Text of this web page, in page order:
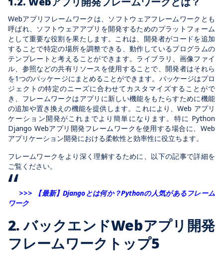
Webアプリフレームワークは、ソフトウェアフレームワークとも
呼ばれ、ソフトウェアアプリを開発するためのプラットフォーム
として重要な役割を果たします。これは、開発者がコードを追加
することで特定の場所を調整できる、動作しているプログラムの
テンプレートと考えることができます。ライブラリ、画像ファイ
ル、参照などの共有リソースを使用することで、開発者はそれら
を1つのパッケージにまとめることができます。パッケージはプロ
ジェクトの特定のニーズに合わせてカスタマイズすることがで
き、フレームワークはアプリに新しい機能をもたらすために機能
の追加や置き換えの機能を提供します。これにより、Web アプリ
ケーション開発がこれまでより簡単になります。特に Python
Django Webアプリ開発フレームワークを使用する場合に、Web
アプリケーション開発における柔軟性と効率性に役立ちます。
フレームワークをより深く理解するために、以下の記事で詳細を
ご覧ください。
>>>
【最新】Djangoとは何か？Pythonの人気があるフレーム
ワーク
2. バックエンドWebアプリ開発
フレームワークトップ5